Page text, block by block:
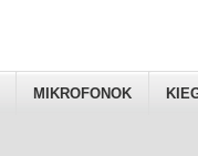
MIKROFONOK